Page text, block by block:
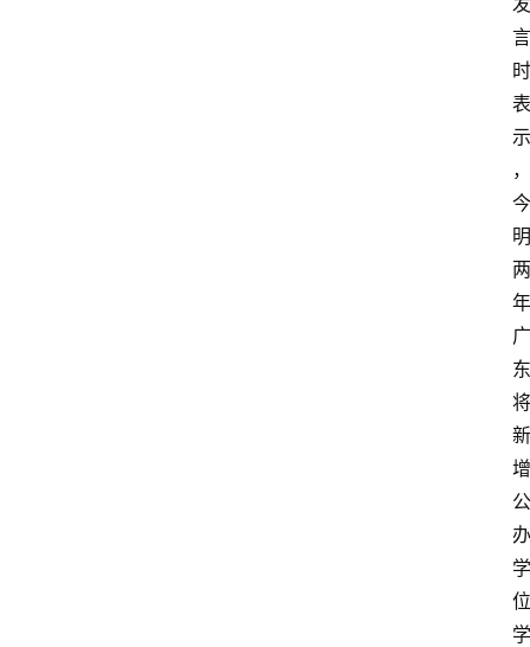
言
时
表
示
，
今
明
两
年
广
东
将
新
增
公
办
学
位
学